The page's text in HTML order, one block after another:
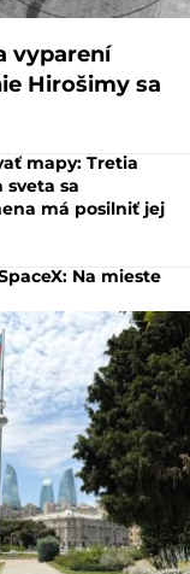
vyparení
Hirošimy sa
mapy: Tretia
sveta sa
má posilniť jej
Na mieste